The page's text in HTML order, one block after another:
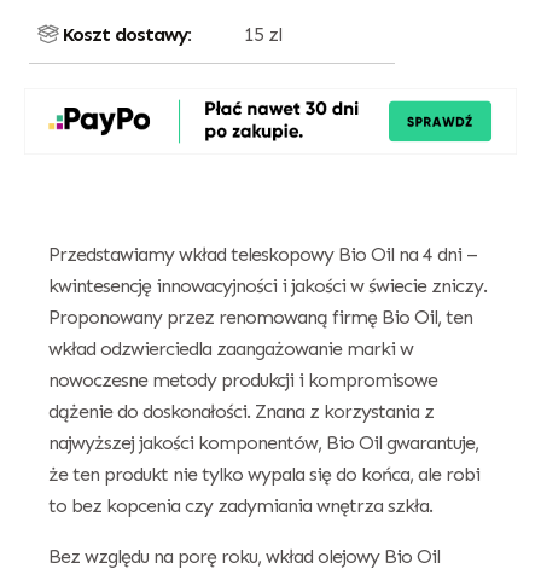
Koszt dostawy: 15 zl
Przedstawiamy wkład teleskopowy Bio Oil na 4 dni –
kwintesencję innowacyjności i jakości w świecie zniczy.
Proponowany przez renomowaną firmę Bio Oil, ten
wkład odzwierciedla zaangażowanie marki w
nowoczesne metody produkcji i kompromisowe
dążenie do doskonałości. Znana z korzystania z
najwyższej jakości komponentów, Bio Oil gwarantuje,
że ten produkt nie tylko wypala się do końca, ale robi
to bez kopcenia czy zadymiania wnętrza szkła.
Bez względu na porę roku, wkład olejowy Bio Oil